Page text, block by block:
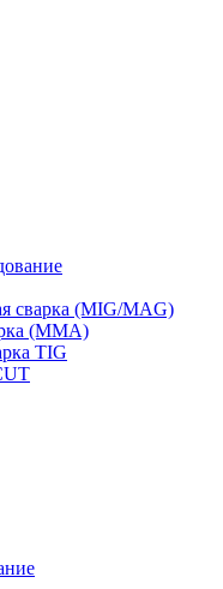
сварка (MIG/MAG)
(MMA)
TIG